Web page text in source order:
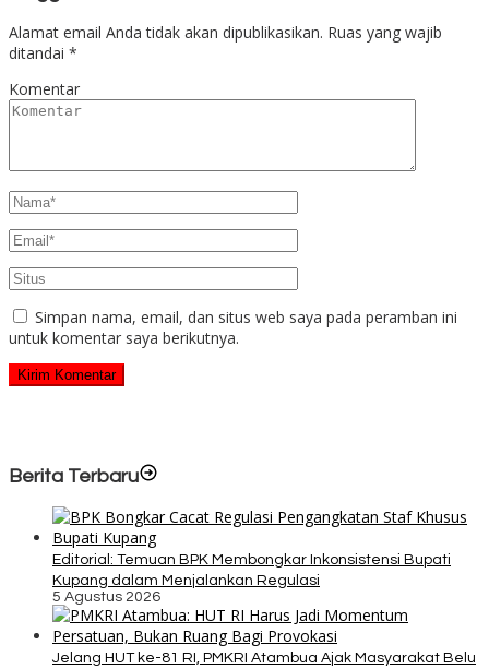
Alamat email Anda tidak akan dipublikasikan. Ruas yang wajib
ditandai *
Komentar
Simpan nama, email, dan situs web saya pada peramban ini
untuk komentar saya berikutnya.
Berita Terbaru
Editorial: Temuan BPK Membongkar Inkonsistensi Bupati
Kupang dalam Menjalankan Regulasi
5 Agustus 2026
Jelang HUT ke-81 RI, PMKRI Atambua Ajak Masyarakat Belu